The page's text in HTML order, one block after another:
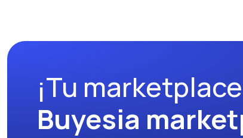
¡Tu
Buyesia